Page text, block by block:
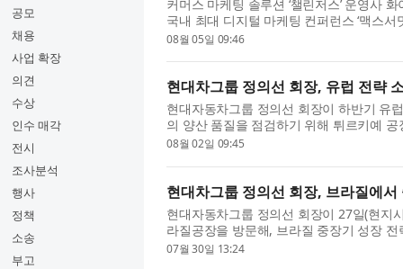
공모
채용
사업 확장
의견
수상
인수 매각
전시
조사분석
행사
정책
소송
부고
커머스 마케팅 솔루션 ‘챌린저스’ 운영사
국내 최대 디지털 마케팅 컨퍼런스 ‘맥스
서 브랜드의 실제 구매를 이끌어내는 핵심
08월 05일 09:46
현대차그룹 정의선 회장, 유럽 전략
현대자동차그룹 정의선 회장이 하반기 유
의 양산 품질을 점검하기 위해 튀르키예
이스탄불 인근 항구도시 이즈미트에 위치
08월 02일 09:45
현대차그룹 정의선 회장, 브라질에
현대자동차그룹 정의선 회장이 27일(현지
라질공장을 방문해, 브라질 중장기 성장
경제사절단으로 브라질을 방문한 정의선
07월 30일 13:24